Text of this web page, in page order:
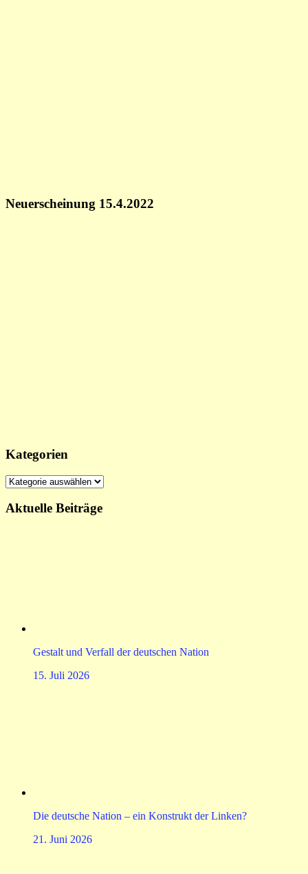
Neuerscheinung 15.4.2022
Kategorien
Kategorien
Aktuelle Beiträge
Gestalt und Verfall der deutschen Nation
15. Juli 2026
Die deutsche Nation – ein Konstrukt der Linken?
21. Juni 2026